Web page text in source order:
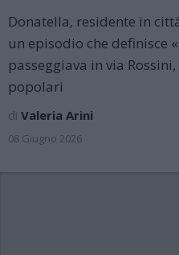
Donatella, residente in
un episodio che definisce
passeggiava in via
popolari
di Valeria Arini
08 Giugno 2026